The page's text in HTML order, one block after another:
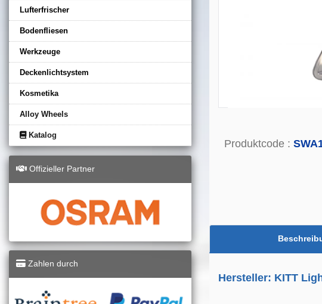
Lufterfrischer
Bodenfliesen
Werkzeuge
Deckenlichtsystem
Kosmetika
Alloy Wheels
Katalog
Offizieller Partner
Zahlen durch
Produktcode :
Hersteller: KITT